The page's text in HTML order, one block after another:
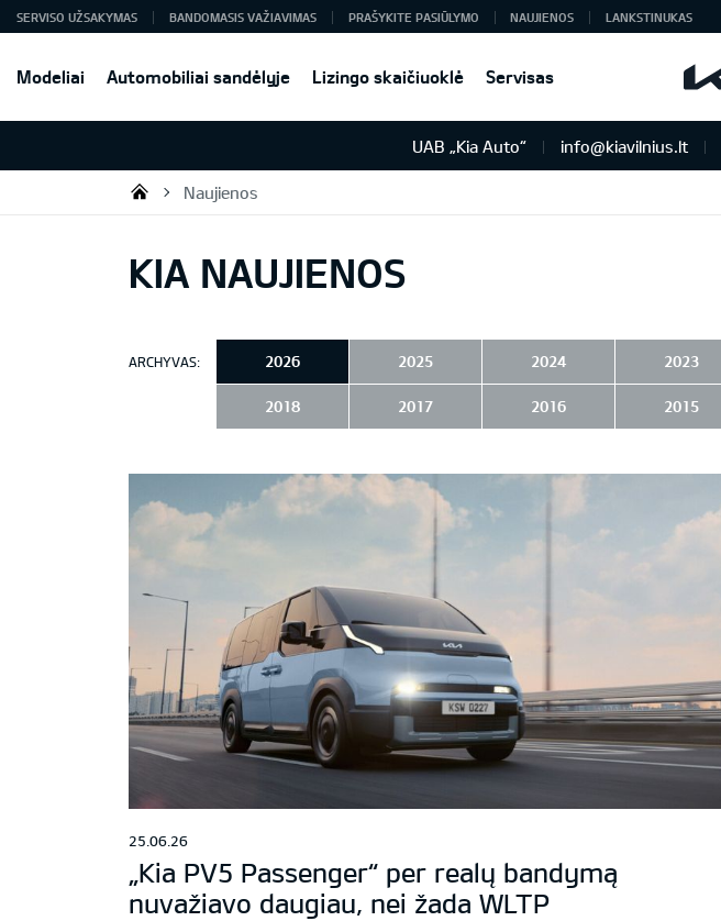
Modeliai Automobiliai sandėlyje Lizingo skaičiuoklė Servisas
SERVISO UŽSAKYMAS BANDOMASIS VAŽIAVIMAS PRAŠYKITE PASIŪLYMO NAUJIENOS LANKSTINUKAS
UAB „Kia Auto“ info@kiavilnius.lt
UAB „Kia Auto“
Naujienos
KIA NAUJIENOS
ARCHYVAS: 2026 2025 2024 2023
2018 2017 2016 2015
25.06.26
„Kia PV5 Passenger“ per realų bandymą
nuvažiavo daugiau, nei žada WLTP